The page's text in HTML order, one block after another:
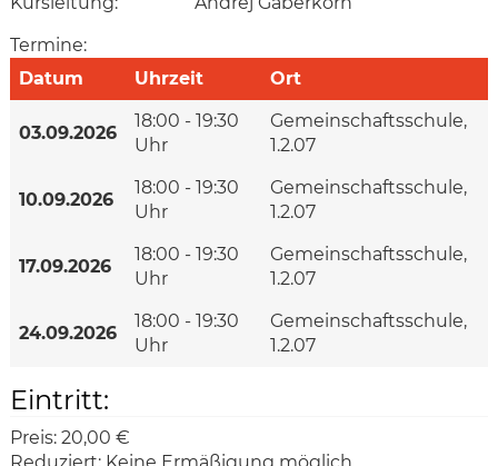
Termine:
Datum
Uhrzeit Ort
03.09.2026
18:00 - 19:30
Uhr
Gemeinschaftsschule,
1.2.07
10.09.2026
18:00 - 19:30
Uhr
Gemeinschaftsschule,
1.2.07
17.09.2026
18:00 - 19:30
Uhr
Gemeinschaftsschule,
1.2.07
24.09.2026
18:00 - 19:30
Uhr
Gemeinschaftsschule,
1.2.07
Eintritt:
Preis: 20,00 €